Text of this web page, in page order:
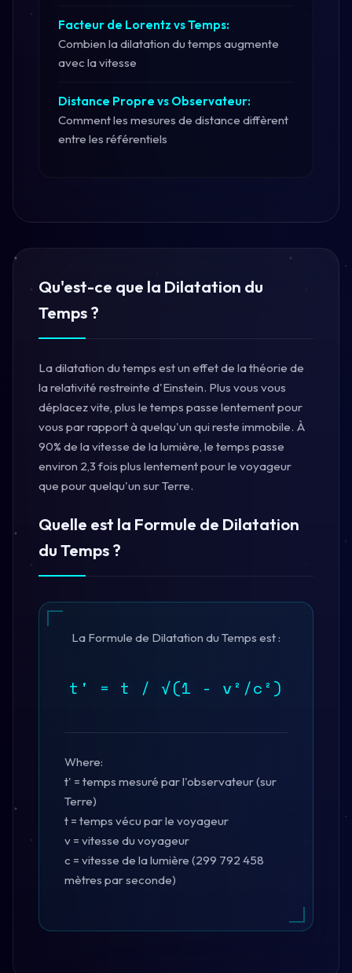
Facteur de Lorentz vs Temps:
Combien la dilatation du temps augmente
avec la vitesse
Distance Propre vs Observateur:
Comment les mesures de distance diffèrent
entre les référentiels
Qu'est-ce que la Dilatation du
Temps ?
La dilatation du temps est un effet de la théorie de
la relativité restreinte d'Einstein. Plus vous vous
déplacez vite, plus le temps passe lentement pour
vous par rapport à quelqu'un qui reste immobile. À
90% de la vitesse de la lumière, le temps passe
environ 2,3 fois plus lentement pour le voyageur
que pour quelqu'un sur Terre.
Quelle est la Formule de Dilatation
du Temps ?
La Formule de Dilatation du Temps est :
t' = t / √(1 - v²/c²)
Where:
t' = temps mesuré par l'observateur (sur
Terre)
t = temps vécu par le voyageur
v = vitesse du voyageur
c = vitesse de la lumière (299 792 458
mètres par seconde)